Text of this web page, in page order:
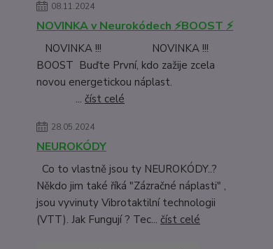
08.11.2024
NOVINKA v Neurokódech ⚡BOOST ⚡
NOVINKA !!! NOVINKA !!!
BOOST Buďte První, kdo zažije zcela
novou energetickou náplast.
... číst celé
28.05.2024
NEUROKÓDY
Co to vlastně jsou ty NEUROKÓDY..?
Někdo jim také říká "Zázračné náplasti" ,
jsou vyvinuty Vibrotaktilní technologii
(VTT). Jak Fungují ? Tec... číst celé